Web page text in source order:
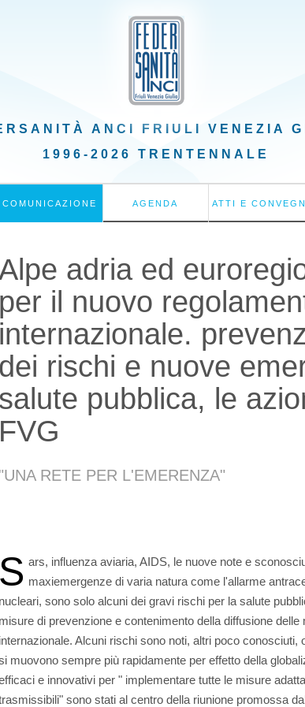
ANCI FRIULI VENEZIA
1996-2026 TRENTENNALE
COMUNICAZIONE AGENDA ATTI E
adria ed
per il nuovo
internazionale.
dei rischi e nuove
salute pubblica, le
FVG
"UNA RETE PER L'EMERENZA"
S ars, influenza aviaria, AIDS, le nuove note e
maxiemergenze di varia natura come l'allarme
nucleari, sono solo alcuni dei gravi rischi per la salute
misure di prevenzione e contenimento della diffusione
internazionale. Alcuni rischi sono noti, altri poco conosciuti,
muovono sempre più rapidamente per effetto della
e innovativi per " implementare tutte le misure
sono stati al centro della riunione promossa